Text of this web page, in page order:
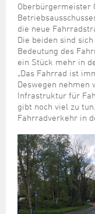
Oberbürgermeister
die neue
Die beiden sind
Bedeutung des
ein Stück mehr in
„Das Fahrrad ist
Deswegen nehmen
Infrastruktur für
gibt noch viel zu
Fahrradverkehr in